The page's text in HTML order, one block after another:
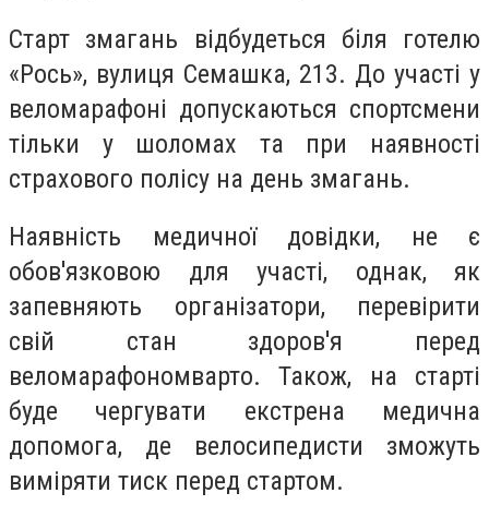
Старт змагань відбудеться біля готелю
«Рось», вулиця Семашка, 213. До участі у
веломарафоні допускаються спортсмени
тільки у шоломах та при наявності
страхового полісу на день змагань.
Наявність медичної довідки, не є
обов'язковою для участі, однак, як
запевняють організатори, перевірити
свій стан здоров'я перед
веломарафономварто. Також, на старті
буде чергувати екстрена медична
допомога, де велосипедисти зможуть
виміряти тиск перед стартом.